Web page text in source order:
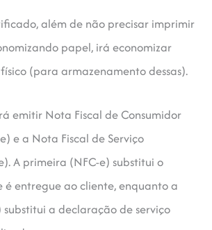
além de não precisar imprimir
papel, irá economizar
(para armazenamento dessas).
emitir Nota Fiscal de Consumidor
e a Nota Fiscal de Serviço
A primeira (NFC-e) substitui o
é entregue ao cliente, enquanto a
substitui a declaração de serviço